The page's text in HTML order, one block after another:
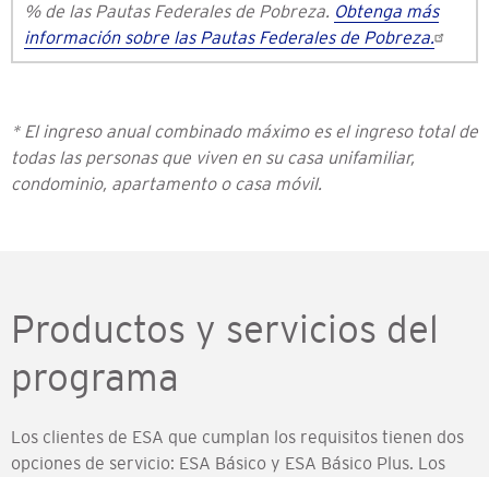
% de las Pautas Federales de Pobreza. Obtenga más
información sobre las Pautas Federales de Pobreza.
* El ingreso anual combinado máximo es el ingreso total de
todas las personas que viven en su casa unifamiliar,
condominio, apartamento o casa móvil.
Productos y servicios del
programa
Los clientes de ESA que cumplan los requisitos tienen dos
opciones de servicio: ESA Básico y ESA Básico Plus. Los